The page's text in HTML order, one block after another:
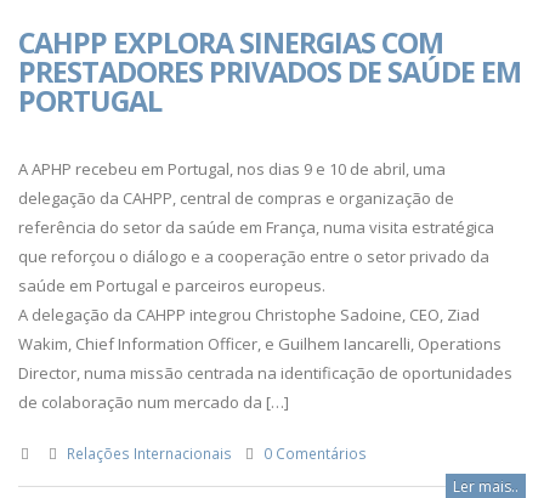
CAHPP EXPLORA SINERGIAS COM
PRESTADORES PRIVADOS DE SAÚDE EM
PORTUGAL
A APHP recebeu em Portugal, nos dias 9 e 10 de abril, uma
delegação da CAHPP, central de compras e organização de
referência do setor da saúde em França, numa visita estratégica
que reforçou o diálogo e a cooperação entre o setor privado da
saúde em Portugal e parceiros europeus.
A delegação da CAHPP integrou Christophe Sadoine, CEO, Ziad
Wakim, Chief Information Officer, e Guilhem Iancarelli, Operations
Director, numa missão centrada na identificação de oportunidades
de colaboração num mercado da […]
Relações Internacionais 0 Comentários
Ler mais..